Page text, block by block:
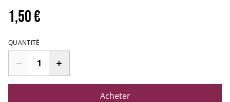
1,50 €
QUANTITÉ
Acheter